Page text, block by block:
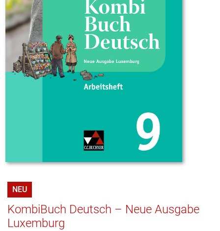
NEU
KombiBuch Deutsch – Neue Ausgabe
Luxemburg